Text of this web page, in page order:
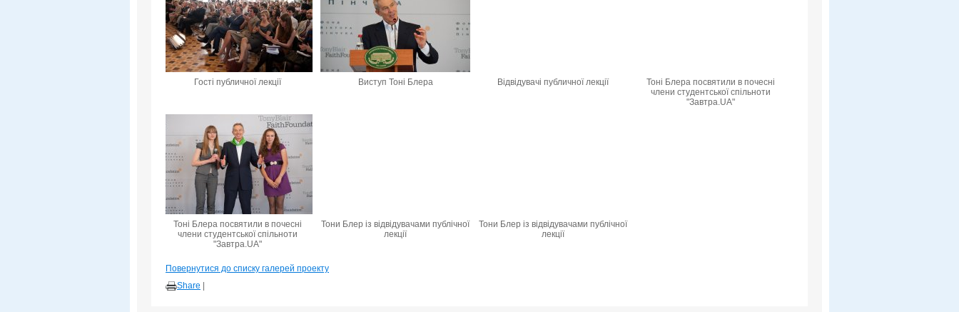
Гості публичної лекції Виступ Тоні Блера Відвідувачі публичної лекції
Тоні Блера посвятили в почесні
члени студентської спільноти
"Завтра.UA"
Тоні Блера посвятили в почесні
члени студентської спільноти
"Завтра.UA"
Тони Блер із відвідувачами публічної
лекції
Тони Блер із відвідувачами публічної
лекції
Повернутися до списку галерей проекту
Share